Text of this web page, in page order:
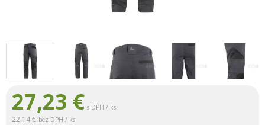
27,23 € s DPH / ks
22,14 € bez DPH / ks